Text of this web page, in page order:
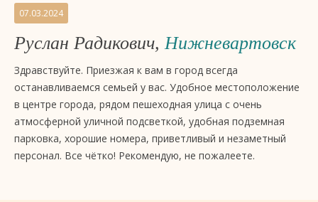
Отзывы
на
бизнес-
отель
звезды
«Евразия»,
Тюмень
07.03.2024
Руслан Радикович,Нижневартовск
Здравствуйте. Приезжая к вам в город всегда
останавливаемся семьей у вас. Удобное местоположение
в центре города, рядом пешеходная улица с очень
атмосферной уличной подсветкой, удобная подземная
парковка, хорошие номера, приветливый и незаметный
персонал. Все чётко! Рекомендую, не пожалеете.